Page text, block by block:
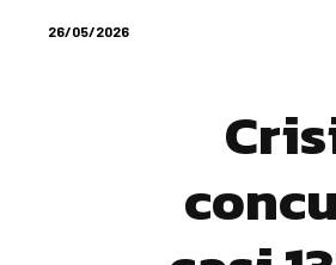
26/05/2026